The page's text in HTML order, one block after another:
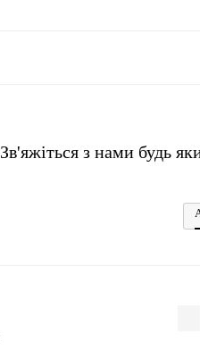
Зв'яжіться з нами будь